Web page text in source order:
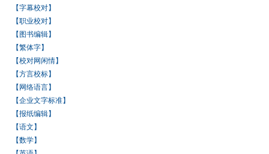
【字幕校对】
【职业校对】
【图书编辑】
【繁体字】
【校对网闲情】
【方言校标】
【网络语言】
【企业文字标准】
【报纸编辑】
【语文】
【数学】